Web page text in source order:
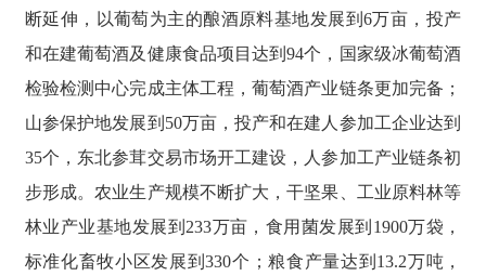
断延伸，以葡萄为主的酿酒原料基地发展到6万亩，投产
和在建葡萄酒及健康食品项目达到94个，国家级冰葡萄酒
检验检测中心完成主体工程，葡萄酒产业链条更加完备；
山参保护地发展到50万亩，投产和在建人参加工企业达到
35个，东北参茸交易市场开工建设，人参加工产业链条初
步形成。农业生产规模不断扩大，干坚果、工业原料林等
林业产业基地发展到233万亩，食用菌发展到1900万袋，
标准化畜牧小区发展到330个；粮食产量达到13.2万吨，